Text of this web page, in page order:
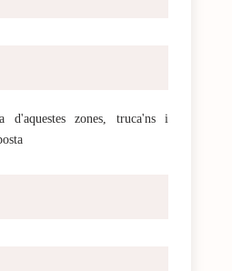
zones, truca'ns i